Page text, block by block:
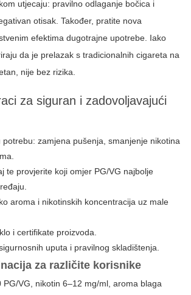
utjecaju: pravilno odlaganje bočica i
otisak. Također, pratite nova
efektima dugotrajne upotrebe. Iako
da je prelazak s tradicionalnih cigareta na
nije bez rizika.
za siguran i zadovoljavajući
potrebu: zamjena pušenja, smanjenje nikotina
te provjerite koji omjer PG/VG najbolje
aroma i nikotinskih koncentracija uz male
i certifikate proizvoda.
uputa i pravilnog skladištenja.
za različite korisnike
VG, nikotin 6–12 mg/ml, aroma blaga